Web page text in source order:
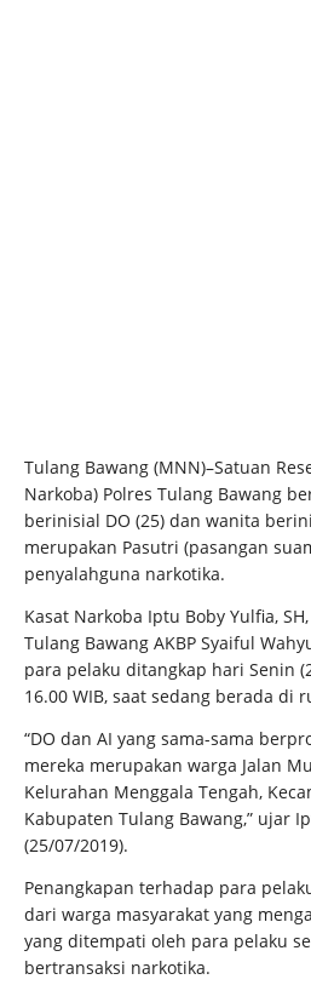
Tulang Bawang (MNN)–Satuan
Narkoba) Polres Tulang Bawang
berinisial DO (25) dan wanita
merupakan Pasutri (pasangan
penyalahguna narkotika.
Kasat Narkoba Iptu Boby Yulfia,
Tulang Bawang AKBP Syaiful
para pelaku ditangkap hari Senin
16.00 WIB, saat sedang berada di
“DO dan AI yang sama-sama
mereka merupakan warga Jalan
Kelurahan Menggala Tengah,
Kabupaten Tulang Bawang,” ujar
(25/07/2019).
Penangkapan terhadap para
dari warga masyarakat yang
yang ditempati oleh para pelaku
bertransaksi narkotika.